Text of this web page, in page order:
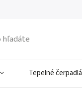
Tepelné čerpadlá